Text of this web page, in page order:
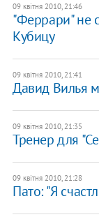
09 квітня 2010, 21:46
"Феррари" не
Кубицу
09 квітня 2010, 21:41
Давид Вилья
09 квітня 2010, 21:35
Тренер для
09 квітня 2010, 21:28
Пато: "Я